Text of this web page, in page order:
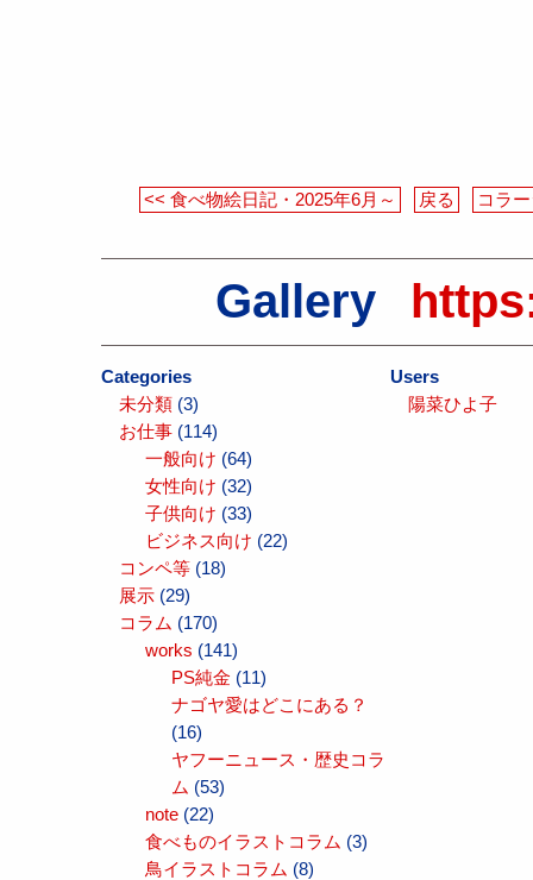
<< 食べ物絵日記・2025年6月～ 戻る コラ
Gallery
Categories
未分類(3)
お仕事(114)
一般向け (64)
女性向け (32)
子供向け (33)
ビジネス向け (22)
コンペ等(18)
展示(29)
コラム (170)
works (141)
PS純金 (11)
ナゴヤ愛はどこにある？
(16)
ヤフーニュース・歴史コラ
ム (53)
note(22)
食べものイラストコラム (3)
鳥イラストコラム (8)
Users
陽菜ひよ子